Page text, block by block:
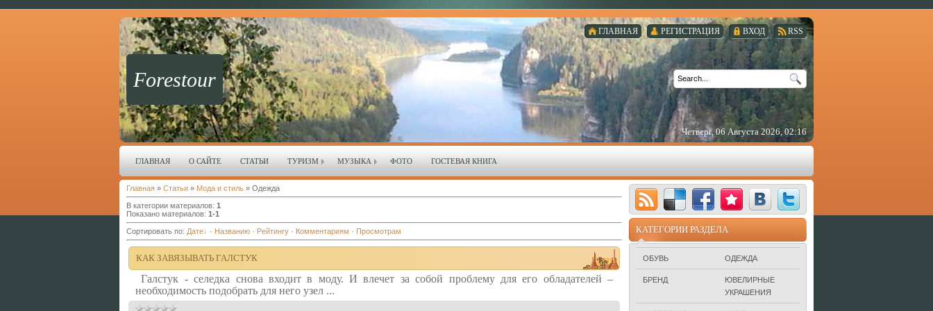
RSS
ВХОД
РЕГИСТРАЦИЯ
ГЛАВНАЯ
Forestour
Четверг, 06 Августа 2026, 02:16
ГЛАВНАЯ О САЙТЕ СТАТЬИ ТУРИЗМ МУЗЫКА ФОТО ГОСТЕВАЯ КНИГА
Главная » Статьи » Мода и стиль » Одежда
В категории материалов: 1
Показано материалов: 1-1
Сортировать по: Дате · Названию · Рейтингу · Комментариям · Просмотрам
КАК ЗАВЯЗЫВАТЬ ГАЛСТУК
Галстук - селедка снова входит в моду. И влечет за собой проблему для его обладателей –
необходимость подобрать для него узел ...
КАТЕГОРИИ РАЗДЕЛА
ОБУВЬ ОДЕЖДА
БРЕНД
ЮВЕЛИРНЫЕ
УКРАШЕНИЯ